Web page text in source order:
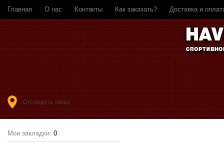
Главная О нас Контакты Как заказать? Доставка и
Отследить заказ
Мои закладки: 0